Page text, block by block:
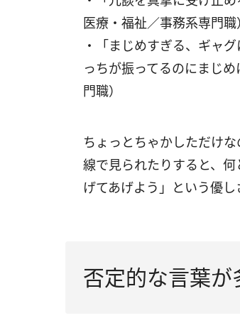
医療・福祉／事務系専門職）
・「まじめすぎる、ギャ
っちが振ってるのにまじ
門職）
ちょっとちゃかしただけ
線で見られたりすると、
げてあげよう」という優
否定的な言葉が